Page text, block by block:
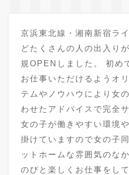
京浜東北線・湘南新宿ラ
どたくさんの人の出入り
規OPENしました。 初め
お仕事いただけるようオ
テムやノウハウにより女
わせたアドバイスで完全
女の子が働きやすい環境
掛けていますので女の子
ットホームな雰囲気のな
のびと楽しくお仕事をし